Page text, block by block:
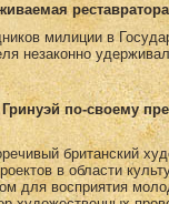
милиции в
незаконно
Гринуэй по-своему
британский
в области
для восприятия